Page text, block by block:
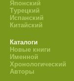
Японский
Турецкий
Испанский
Китайский
Каталоги
Новые книги
Именной
Хронологический
Авторы